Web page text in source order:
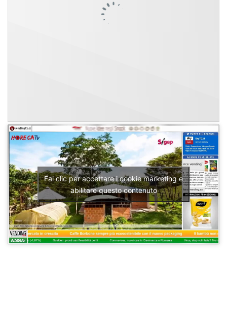
Fai clic per accettare i cookie marketing e
abilitare questo contenuto